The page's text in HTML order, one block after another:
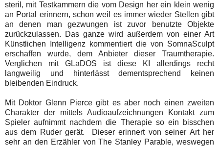
steril, mit Testkammern die vom Design her ein klein wenig
an Portal erinnern, schon weil es immer wieder Stellen gibt
an denen man gezwungen ist zuvor benutzte Objekte
zurückzulassen. Das ganze wird außerdem von einer Art
Künstlichen Intelligenz kommentiert die von SomnaSculpt
erschaffen wurde, dem Anbieter dieser Traumtherapie.
Verglichen mit GLaDOS ist diese KI allerdings recht
langweilig und hinterlässt dementsprechend keinen
bleibenden Eindruck.
Mit Doktor Glenn Pierce gibt es aber noch einen zweiten
Charakter der mittels Audioaufzeichnungen Kontakt zum
Spieler aufnimmt nachdem die Therapie so ein bisschen
aus dem Ruder gerät. Dieser erinnert von seiner Art her
sehr an den Erzähler von The Stanley Parable, weswegen